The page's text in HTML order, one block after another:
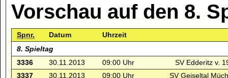
Vorschau auf den 8.
Spnr. Datum
Uhrzeit
8. Spieltag
3336
30.11.2013 09:00 Uhr
SV Edderitz v.
3337
30.11.2013 09:00 Uhr
SV Geiseltal